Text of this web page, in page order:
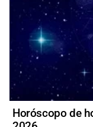
Horóscopo de